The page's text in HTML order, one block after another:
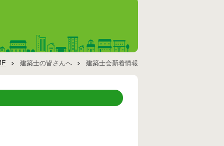
建築士会新着情報
建築士の皆さんへ